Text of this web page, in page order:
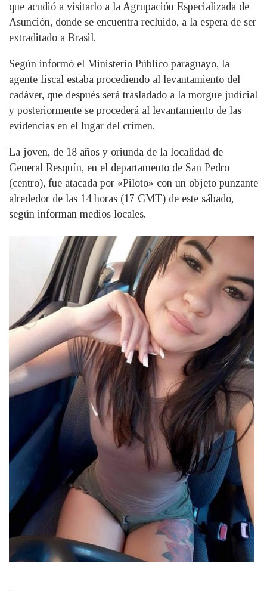
que acudió a visitarlo a la Agrupación Especializada de
Asunción, donde se encuentra recluido, a la espera de ser
extraditado a Brasil.
Según informó el Ministerio Público paraguayo, la
agente fiscal estaba procediendo al levantamiento del
cadáver, que después será trasladado a la morgue judicial
y posteriormente se procederá al levantamiento de las
evidencias en el lugar del crimen.
La joven, de 18 años y oriunda de la localidad de
General Resquín, en el departamento de San Pedro
(centro), fue atacada por «Piloto» con un objeto punzante
alrededor de las 14 horas (17 GMT) de este sábado,
según informan medios locales.